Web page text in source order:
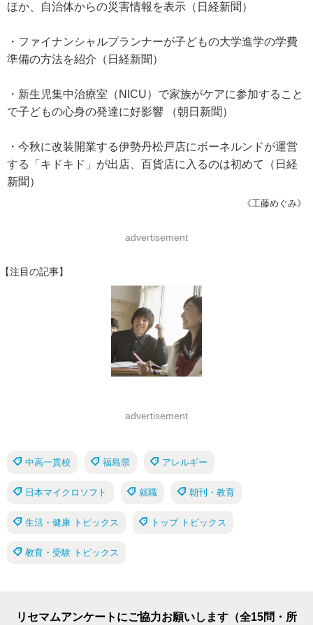
ほか、自治体からの災害情報を表示（日経新聞）
・ファイナンシャルプランナーが子どもの大学進学の学費
準備の方法を紹介（日経新聞）
・新生児集中治療室（NICU）で家族がケアに参加すること
で子どもの心身の発達に好影響 （朝日新聞）
・今秋に改装開業する伊勢丹松戸店にボーネルンドが運営
する「キドキド」が出店、百貨店に入るのは初めて（日経
新聞）
《工藤めぐみ》
advertisement
【注目の記事】
advertisement
中高一貫校 福島県 アレルギー
日本マイクロソフト 就職 朝刊・教育
生活・健康 トピックス トップ トピックス
教育・受験 トピックス
リセマムアンケートにご協力お願いします（全15問・所